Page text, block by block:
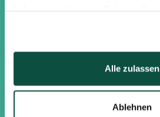
Alle zulassen
Ablehnen
oder das Formular auf der rechten
Berlin